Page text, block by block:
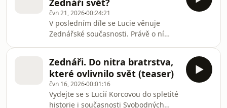
vzpomínky Hany Dvořákové, nebo
reportáž z pohřbu Jana
Masaryka.Všechny díly podcastu
Zednáři můžete pohodlně poslouchat
v mobilní aplikaci mujRozhlas pro
Android a iOS nebo na webu
mujRozhlas.cz.
Zednáři svět?
čvn 21, 202600:24:21
V posledním díle se Lucie věnuje
Zednářské současnosti. Právě o ní
Co znamená být Zednářem dnes? Jak
probíhají a k čemu se dají přirovnat
zednářské rituály? A co je pravdy na
zobecňujícím tvrzení, že Zednáři
Zednáři. Do nitra bratrstva,
které ovlivnilo svět (teaser)
čvn 16, 202600:01:16
Vydejte se s Lucií Korcovou do spletité
historie i současnosti Svobodných